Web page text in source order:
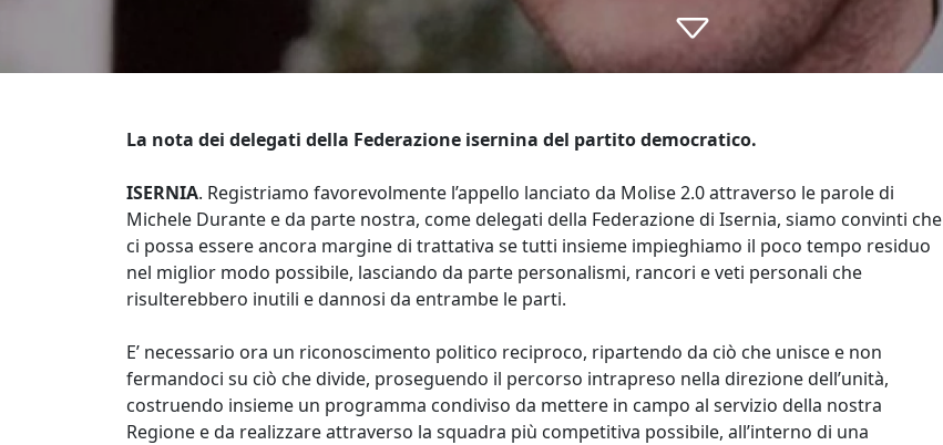
La nota dei delegati della Federazione isernina del partito democratico.
ISERNIA. Registriamo favorevolmente l’appello lanciato da Molise 2.0 attraverso le parole di
Michele Durante e da parte nostra, come delegati della Federazione di Isernia, siamo convinti che
ci possa essere ancora margine di trattativa se tutti insieme impieghiamo il poco tempo residuo
nel miglior modo possibile, lasciando da parte personalismi, rancori e veti personali che
risulterebbero inutili e dannosi da entrambe le parti.
E’ necessario ora un riconoscimento politico reciproco, ripartendo da ciò che unisce e non
fermandoci su ciò che divide, proseguendo il percorso intrapreso nella direzione dell’unità,
costruendo insieme un programma condiviso da mettere in campo al servizio della nostra
Regione e da realizzare attraverso la squadra più competitiva possibile, all’interno di una